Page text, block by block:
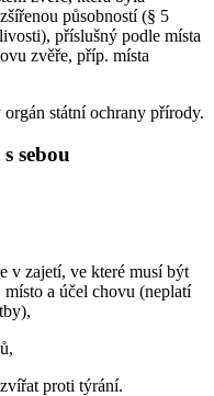
působností (§ 5
příslušný podle místa
zvěře, příp. místa
státní ochrany přírody.
sebou
v zajetí, ve které musí být
a účel chovu (neplatí
proti týrání.